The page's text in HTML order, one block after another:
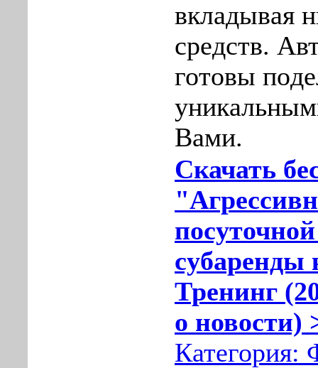
вкладывая
срeдств.
готовы
Вaми.
Скачать
субаренды
Тренинг
о новости)
Категория: